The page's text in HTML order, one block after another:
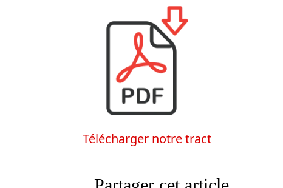
Télécharger notre tract